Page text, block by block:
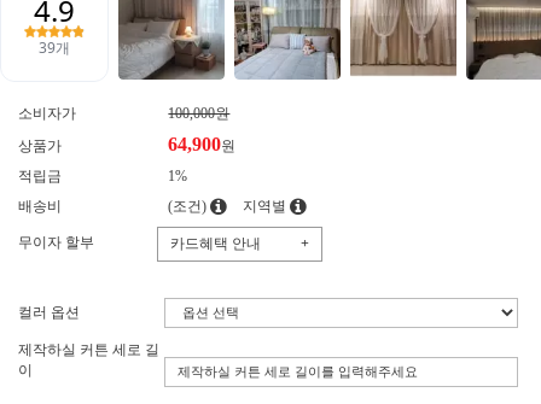
소비자가
100,000원
상품가
64,900원
적립금
1%
배송비
(조건) 지역별
무이자 할부 카드혜택 안내 +
컬러 옵션
제작하실 커튼 세로 길
이